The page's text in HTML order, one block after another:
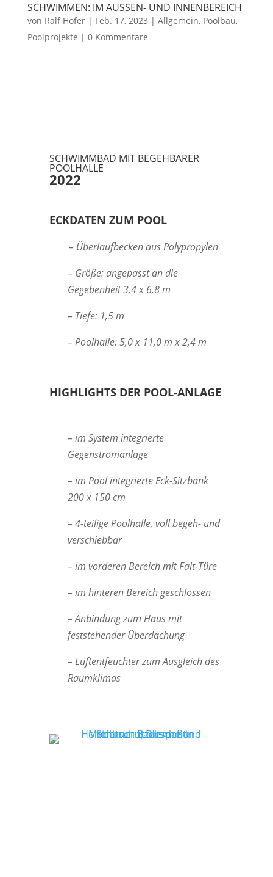
SCHWIMMEN: IM AUSSEN- UND INNENBEREICH
von Ralf Hofer| Feb. 17, 2023 | Allgemein, Poolbau,
Poolprojekte | 0 Kommentare
SCHWIMMBAD MIT BEGEHBARER
POOLHALLE
2022
ECKDATEN ZUM POOL
– Überlaufbecken aus Polypropylen
– Größe: angepasst an die
Gegebenheit 3,4 x 6,8 m
– Tiefe: 1,5 m
– Poolhalle: 5,0 x 11,0 m x 2,4 m
HIGHLIGHTS DER POOL-ANLAGE
– im System integrierte
Gegenstromanlage
– im Pool integrierte Eck-Sitzbank
200 x 150 cm
– 4-teilige Poolhalle, voll begeh- und
verschiebbar
– im vorderen Bereich mit Falt-Türe
– im hinteren Bereich geschlossen
– Anbindung zum Haus mit
feststehender Überdachung
– Luftentfeuchter zum Ausgleich des
Raumklimas